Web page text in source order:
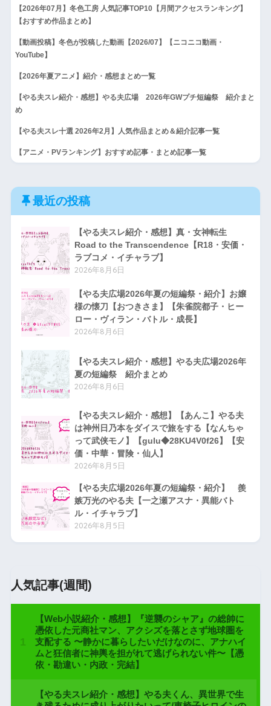
【2026年07月】冬色工房 人気記事TOP10【月間アクセスランキング】
【おすすめ作品まとめ】
【動画投稿】冬色が投稿した動画【2026/07】【ニコニコ動画・
YouTube】
【2026年夏アニメ】紹介・感想まとめ一覧
【やる夫スレ紹介・感想】やる夫広場 2026年GWプチ短編祭 紹介まと
め
【やる夫スレ十選 2026年2月】人気作品まとめ＆紹介記事一覧
【アニメ・PVランキング】おすすめ記事・まとめ記事一覧
最近の投稿
【やる夫スレ紹介・感想】真・女神転生
Road to the Transcendence【R18・安価・
ラブコメ・イチャラブ】
2026年8月6日
【やる夫広場2026年夏の短編祭・紹介】お嬢
様の懐刀【おつきさま】【朱雀院都子・ヒー
ロー・ヴィラン・バトル・成長】
2026年8月6日
【やる夫スレ紹介・感想】やる夫広場2026年
夏の短編祭 紹介まとめ
2026年8月6日
【やる夫スレ紹介・感想】【あんこ】やる夫
は神州日乃本をダイスで旅をする【なんちゃ
って武侠モノ】【gulu◆28KU4V0f26】【安
価・中華・冒険・仙人】
2026年8月5日
【やる夫広場2026年夏の短編祭・紹介】 羨
嫉万光のやる夫【一之瀬アスナ・異能バト
ル・イチャラブ】
2026年8月5日
人気記事(週間)